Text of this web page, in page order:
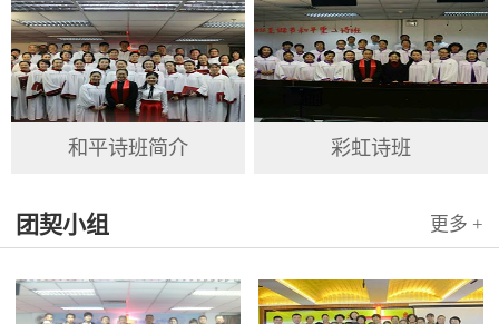
和平诗班简介 彩虹诗班
团契小组 更多 +